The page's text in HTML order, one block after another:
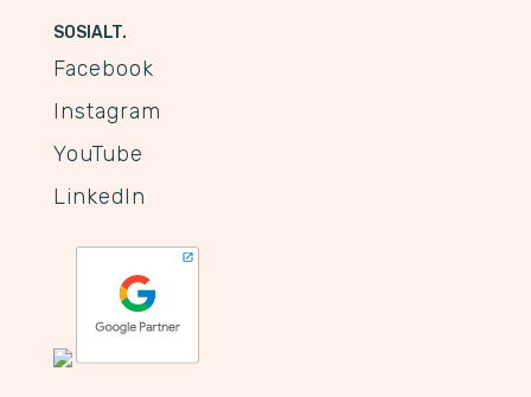
SOSIALT.
Facebook
Instagram
YouTube
LinkedIn